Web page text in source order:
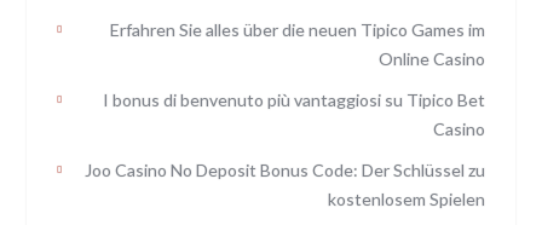
Erfahren Sie alles über die neuen Tipico Games im
Online Casino
I bonus di benvenuto più vantaggiosi su Tipico Bet
Casino
Joo Casino No Deposit Bonus Code: Der Schlüssel zu
kostenlosem Spielen